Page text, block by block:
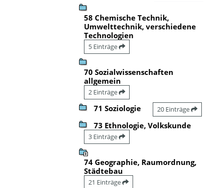
58 Chemische Technik,
Umwelttechnik, verschiedene
Technologien
5 Einträge
70 Sozialwissenschaften
allgemein
2 Einträge
71 Soziologie 20 Einträge
73 Ethnologie, Volkskunde
3 Einträge
74 Geographie, Raumordnung,
Städtebau
21 Einträge